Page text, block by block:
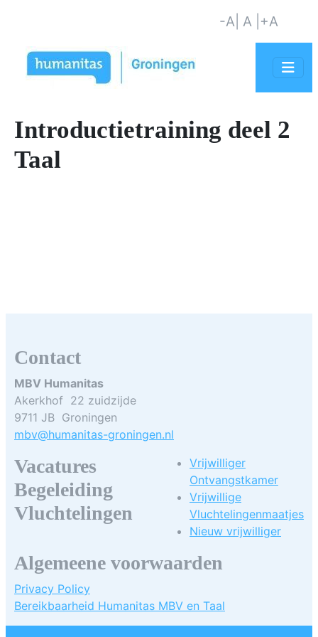
-A | A | +A
Introductietraining deel 2
Taal
Contact
MBV Humanitas
Akerkhof 22 zuidzijde
9711 JB Groningen
mbv@humanitas-groningen.nl
Vacatures
Begeleiding
Vluchtelingen
Vrijwilliger
Ontvangstkamer
Vrijwillige
Vluchtelingenmaatjes
Nieuw vrijwilliger
Algemeene voorwaarden
Privacy Policy
Bereikbaarheid Humanitas MBV en Taal